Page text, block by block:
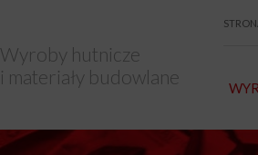
Wyroby hutnicze
i materiały budowlane